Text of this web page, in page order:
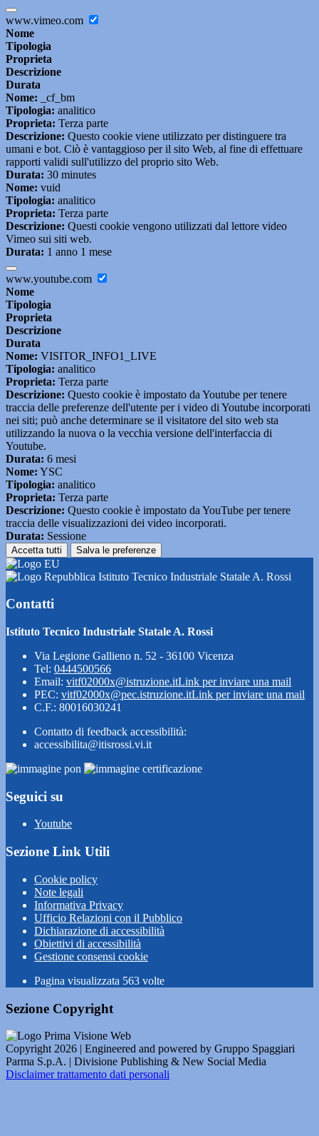
www.vimeo.com
Nome
Tipologia
Proprieta
Descrizione
Durata
Nome: _cf_bm
Tipologia: analitico
Proprieta: Terza parte
Descrizione: Questo cookie viene utilizzato per distinguere tra
umani e bot. Ciò è vantaggioso per il sito Web, al fine di effettuare
rapporti validi sull'utilizzo del proprio sito Web.
Durata: 30 minutes
Nome: vuid
Tipologia: analitico
Proprieta: Terza parte
Descrizione: Questi cookie vengono utilizzati dal lettore video
Vimeo sui siti web.
Durata: 1 anno 1 mese
www.youtube.com
Nome
Tipologia
Proprieta
Descrizione
Durata
Nome: VISITOR_INFO1_LIVE
Tipologia: analitico
Proprieta: Terza parte
Descrizione: Questo cookie è impostato da Youtube per tenere
traccia delle preferenze dell'utente per i video di Youtube incorporati
nei siti; può anche determinare se il visitatore del sito web sta
utilizzando la nuova o la vecchia versione dell'interfaccia di
Youtube.
Durata: 6 mesi
Nome: YSC
Tipologia: analitico
Proprieta: Terza parte
Descrizione: Questo cookie è impostato da YouTube per tenere
traccia delle visualizzazioni dei video incorporati.
Durata: Sessione
Accetta tutti Salva le preferenze
Istituto Tecnico Industriale Statale A. Rossi
Contatti
Istituto Tecnico Industriale Statale A. Rossi
Via Legione Gallieno n. 52 - 36100 Vicenza
Tel: 0444500566
Email: vitf02000x@istruzione.itLink per inviare una mail
PEC: vitf02000x@pec.istruzione.itLink per inviare una mail
C.F.: 80016030241
Contatto di feedback accessibilità:
accessibilita@itisrossi.vi.it
Seguici su
Youtube
Sezione Link Utili
Cookie policy
Note legali
Informativa Privacy
Ufficio Relazioni con il Pubblico
Dichiarazione di accessibilità
Obiettivi di accessibilità
Gestione consensi cookie
Pagina visualizzata 563 volte
Sezione Copyright
Copyright 2026 | Engineered and powered by Gruppo Spaggiari
Parma S.p.A. | Divisione Publishing & New Social Media
Disclaimer trattamento dati personali